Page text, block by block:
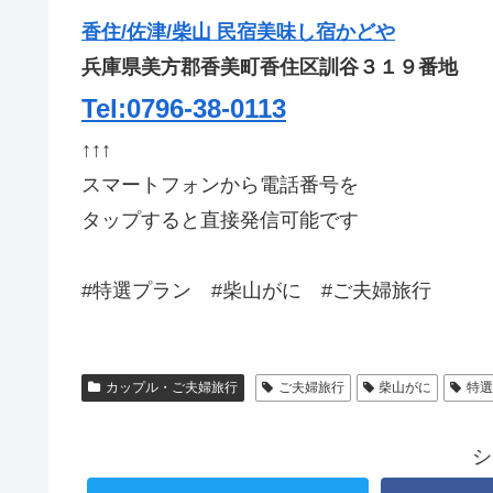
香住/佐津/柴山 民宿美味し宿かどや
兵庫県美方郡香美町香住区訓谷３１９番地
Tel:0796-38-0113
↑↑↑
スマートフォンから電話番号を
タップすると直接発信可能です
#特選プラン #柴山がに #ご夫婦旅行
カップル・ご夫婦旅行 ご夫婦旅行 柴山がに 特